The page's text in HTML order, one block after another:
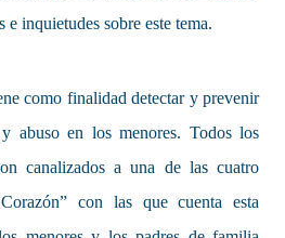
e inquietudes sobre este tema.
como finalidad detectar y prevenir
abuso en los menores. Todos los
canalizados a una de las cuatro
con las que cuenta esta